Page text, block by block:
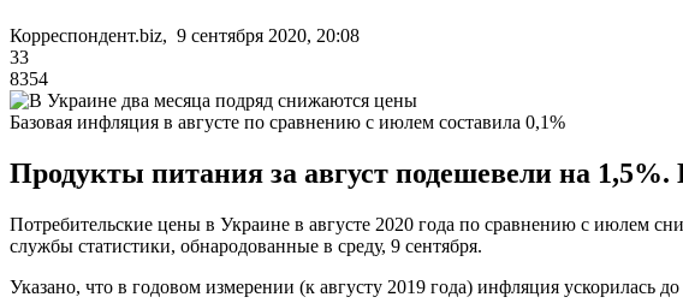
Корреспондент.biz, 9 сентября 2020, 20:08
33
8354
Базовая инфляция в августе по сравнению с июлем составила 0,1%
Продукты питания за август подешевели на
Потребительские цены в Украине в августе 2020 года по сравнению с июлем
службы статистики, обнародованные в среду, 9 сентября.
Указано, что в годовом измерении (к августу 2019 года) инфляция ускорилась